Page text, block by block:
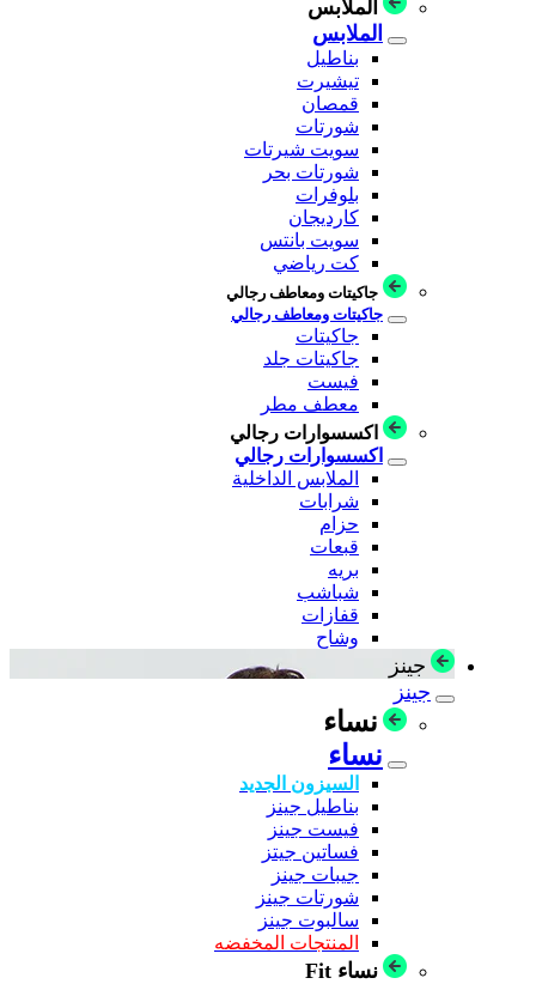
الملابس
الملابس
بناطيل
تيشيرت
قمصان
شورتات
سويت شيرتات
شورتات بحر
بلوفرات
كارديجان
سويت بانتس
كت رياضي
جاكيتات ومعاطف رجالي
جاكيتات ومعاطف رجالي
جاكيتات
جاكيتات جلد
فيست
معطف مطر
اكسسوارات رجالي
اكسسوارات رجالي
الملابس الداخلية
شرابات
حزام
قبعات
بريه
شباشب
قفازات
وشاح
جينز
جينز
نساء
نساء
السيزون الجديد
بناطيل جينز
فيست جينز
فساتين جيتز
جيبات جينز
شورتات جينز
سالبوت جينز
المنتجات المخفضه
نساء Fit